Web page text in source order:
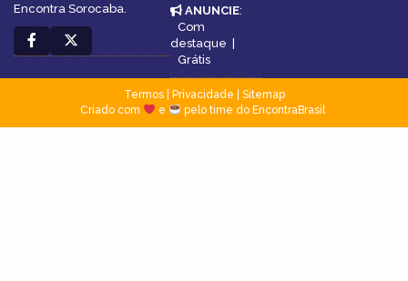
Encontra Sorocaba.
ANUNCIE:
Com
destaque |
Grátis
Termos| Privacidade
Sitemap
Criado com
e pelo time do EncontraBrasil